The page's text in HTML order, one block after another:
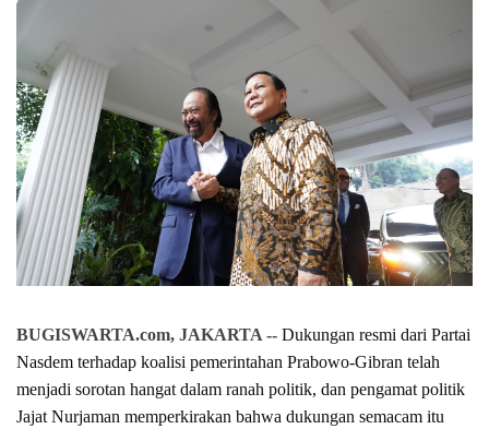
BUGISWARTA.com, JAKARTA -- Dukungan resmi dari Partai
Nasdem terhadap koalisi pemerintahan Prabowo-Gibran telah
menjadi sorotan hangat dalam ranah politik, dan pengamat politik
Jajat Nurjaman memperkirakan bahwa dukungan semacam itu